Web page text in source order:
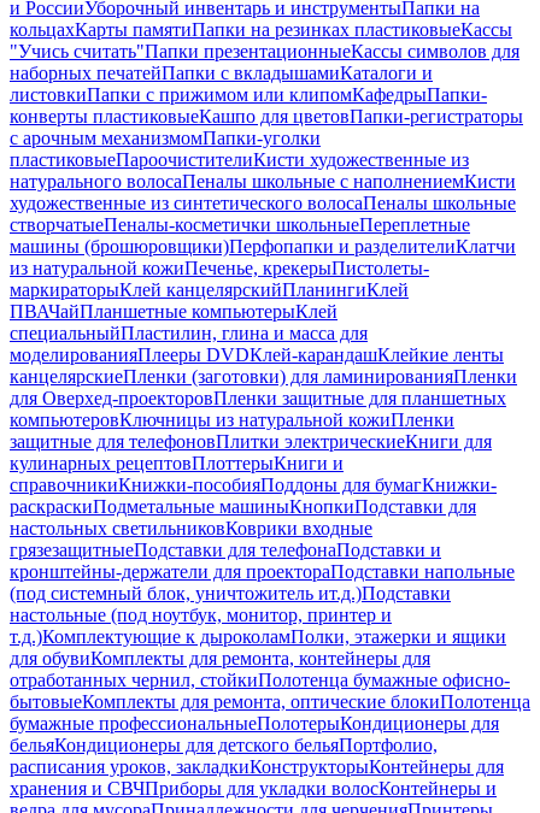
и РоссииУборочный инвентарь и инструментыПапки на
кольцахКарты памятиПапки на резинках пластиковыеКассы
"Учись считать"Папки презентационныеКассы символов для
наборных печатейПапки с вкладышамиКаталоги и
листовкиПапки с прижимом или клипомКафедрыПапки-
конверты пластиковыеКашпо для цветовПапки-регистраторы
с арочным механизмомПапки-уголки
пластиковыеПароочистителиКисти художественные из
натурального волосаПеналы школьные с наполнениемКисти
художественные из синтетического волосаПеналы школьные
створчатыеПеналы-косметички школьныеПереплетные
машины (брошюровщики)Перфопапки и разделителиКлатчи
из натуральной кожиПеченье, крекерыПистолеты-
маркираторыКлей канцелярскийПланингиКлей
ПВАЧайПланшетные компьютерыКлей
специальныйПластилин, глина и масса для
моделированияПлееры DVDКлей-карандашКлейкие ленты
канцелярскиеПленки (заготовки) для ламинированияПленки
для Оверхед-проекторовПленки защитные для планшетных
компьютеровКлючницы из натуральной кожиПленки
защитные для телефоновПлитки электрическиеКниги для
кулинарных рецептовПлоттерыКниги и
справочникиКнижки-пособияПоддоны для бумагКнижки-
раскраскиПодметальные машиныКнопкиПодставки для
настольных светильниковКоврики входные
грязезащитныеПодставки для телефонаПодставки и
кронштейны-держатели для проектораПодставки напольные
(под системный блок, уничтожитель ит.д.)Подставки
настольные (под ноутбук, монитор, принтер и
т.д.)Комплектующие к дыроколамПолки, этажерки и ящики
для обувиКомплекты для ремонта, контейнеры для
отработанных чернил, стойкиПолотенца бумажные офисно-
бытовыеКомплекты для ремонта, оптические блокиПолотенца
бумажные профессиональныеПолотерыКондиционеры для
бельяКондиционеры для детского бельяПортфолио,
расписания уроков, закладкиКонструкторыКонтейнеры для
хранения и СВЧПриборы для укладки волосКонтейнеры и